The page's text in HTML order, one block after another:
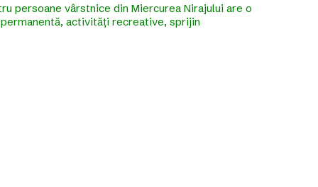
persoane vârstnice din Miercurea Nirajului are o
activități recreative, sprijin